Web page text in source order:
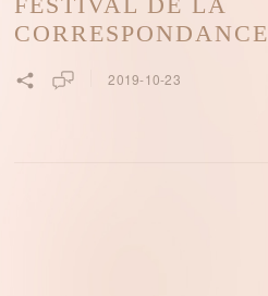
CORRESPONDANCE
2019-10-23